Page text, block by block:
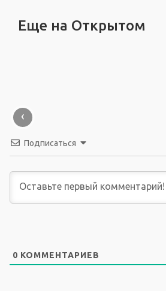
Еще на Открытом
‹
Подписаться
0 КОММЕНТАРИЕВ